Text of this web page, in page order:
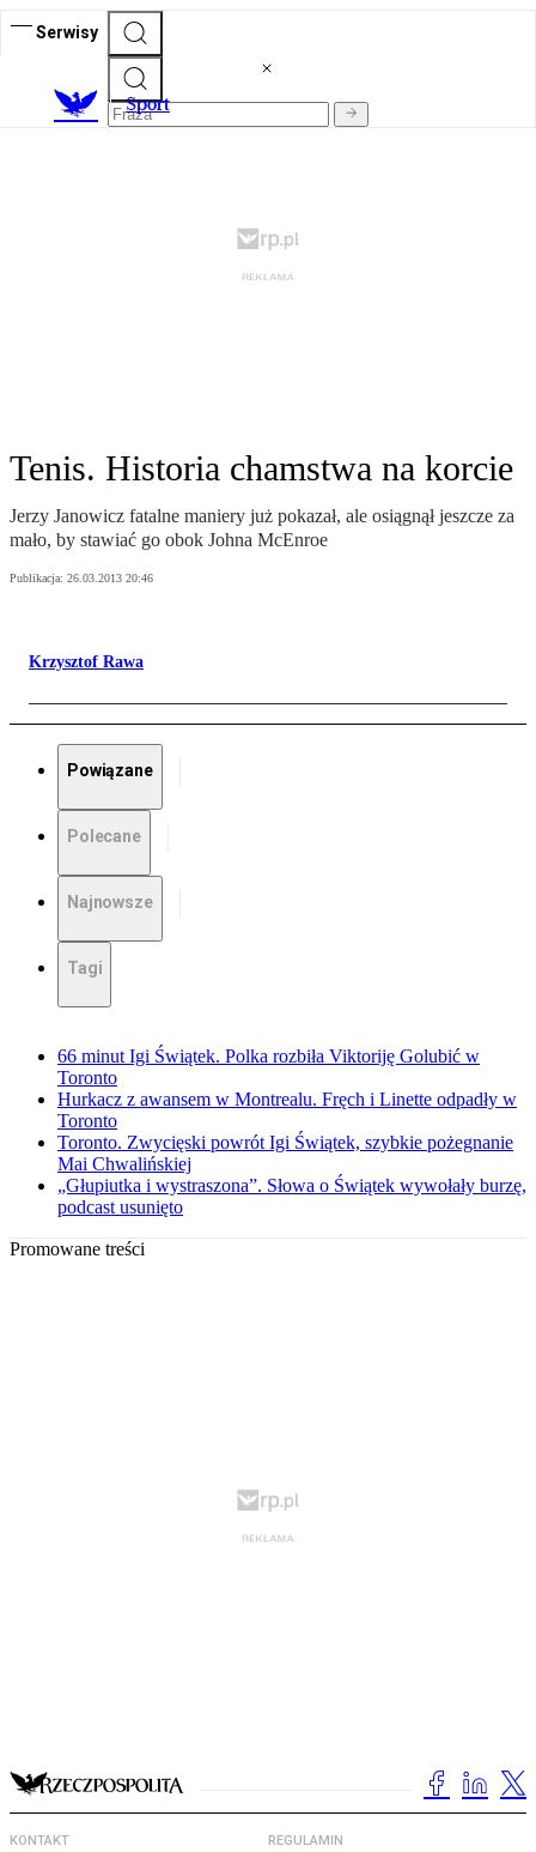
Serwisy
Sport
Tenis. Historia chamstwa na korcie
Jerzy Janowicz fatalne maniery już pokazał, ale osiągnął jeszcze za
mało, by stawiać go obok Johna McEnroe
Publikacja: 26.03.2013 20:46
Krzysztof Rawa
Powiązane
Polecane
Najnowsze
Tagi
66 minut Igi Świątek. Polka rozbiła Viktoriję Golubić w
Toronto
Hurkacz z awansem w Montrealu. Fręch i Linette odpadły w
Toronto
Toronto. Zwycięski powrót Igi Świątek, szybkie pożegnanie
Mai Chwalińskiej
„Głupiutka i wystraszona”. Słowa o Świątek wywołały burzę,
podcast usunięto
Promowane treści
KONTAKT REGULAMIN